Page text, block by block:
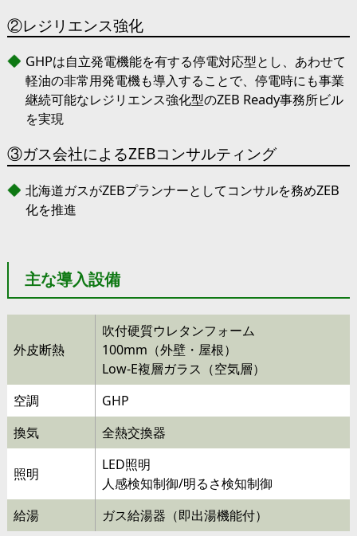
②レジリエンス強化
GHPは自立発電機能を有する停電対応型とし、あわせて
軽油の非常用発電機も導入することで、停電時にも事業
継続可能なレジリエンス強化型のZEB Ready事務所ビル
を実現
③ガス会社によるZEBコンサルティング
北海道ガスがZEBプランナーとしてコンサルを務めZEB
化を推進
主な導入設備
外皮断熱
吹付硬質ウレタンフォーム
100mm（外壁・屋根）
Low-E複層ガラス（空気層）
空調
GHP
換気
全熱交換器
照明
LED照明
人感検知制御/明るさ検知制御
給湯
ガス給湯器（即出湯機能付）